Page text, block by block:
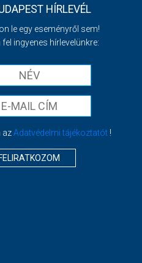
HÍRLEVÉL
le egy eseményről sem!
fel ingyenes hírlevelünkre:
azAdatvédelmi tájékoztatót !
FELIRATKOZOM